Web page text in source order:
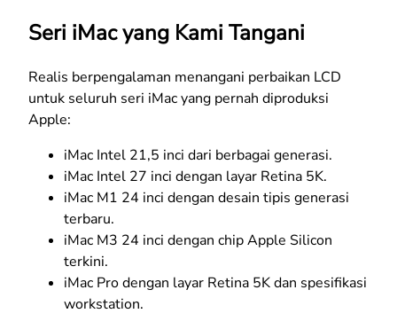
Seri iMac yang Kami Tangani
Realis berpengalaman menangani perbaikan LCD
untuk seluruh seri iMac yang pernah diproduksi
Apple:
iMac Intel 21,5 inci dari berbagai generasi.
iMac Intel 27 inci dengan layar Retina 5K.
iMac M1 24 inci dengan desain tipis generasi
terbaru.
iMac M3 24 inci dengan chip Apple Silicon
terkini.
iMac Pro dengan layar Retina 5K dan spesifikasi
workstation.